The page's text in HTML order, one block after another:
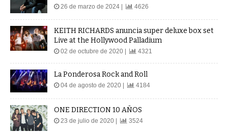
26 de marzo de 2024 | 4626
KEITH RICHARDS anuncia super deluxe box set
Live at the Hollywood Palladium
02 de octubre de 2020 | 4321
La Ponderosa Rock and Roll
04 de agosto de 2020 | 4184
ONE DIRECTION 10 AÑOS
23 de julio de 2020 | 3524